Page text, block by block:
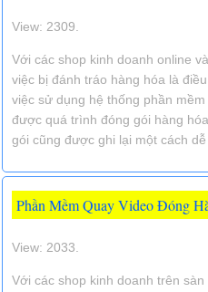
View: 2309.
Với các shop kinh doanh online
việc bị đánh tráo hàng hóa là
việc sử dụng hệ thống phần
được quá trình đóng gói hàng
gói cũng được ghi lại một cách
Phần Mềm Quay Video Đóng
View: 2033.
Với các shop kinh doanh trên